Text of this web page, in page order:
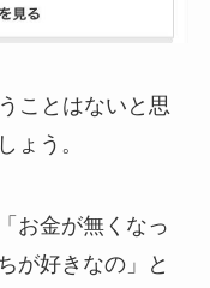
ことはないと思
ょう。
お金が無くなっ
が好きなの」と